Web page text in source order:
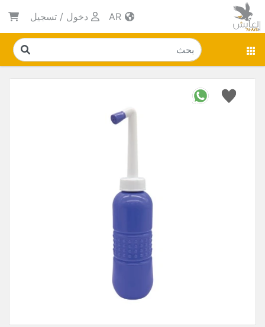
دخول / تسجيل